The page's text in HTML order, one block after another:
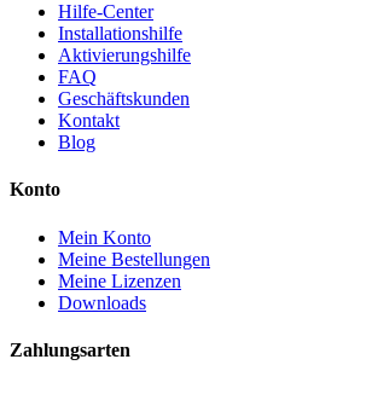
Hilfe-Center
Installationshilfe
Aktivierungshilfe
FAQ
Geschäftskunden
Kontakt
Blog
Konto
Mein Konto
Meine Bestellungen
Meine Lizenzen
Downloads
Zahlungsarten